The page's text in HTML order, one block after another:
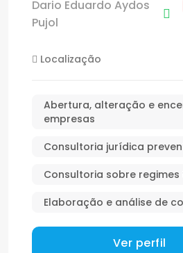
Dario Eduardo Aydos
Pujol
Localização
Abertura, alteração e
empresas
Consultoria jurídica
Consultoria sobre
Elaboração e análise de
Ver perfil